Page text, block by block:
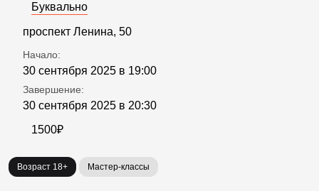
Буквально
проспект Ленина, 50
Начало:
30 сентября 2025 в 19:00
Завершение:
30 сентября 2025 в 20:30
1500₽
Возраст 18+ Мастер-классы